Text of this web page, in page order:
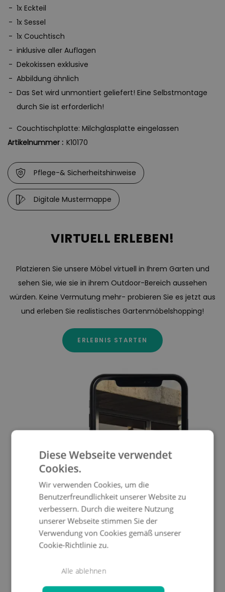
1x Eckteil
1x Sessel
1x Couchtisch
inklusive aller Auflagen
Dekokissen exklusive
Abbildung ähnlich
Das Set wird unmontiert geliefert! Eine Selbstmontage
durch Sie ist erforderlich!
Couchtischplatte: Milchglasplatte eingelassen
Artikelnummer : K10170
Pflege-& Sicherheitshinweise
Digitale Mustermappe
VIRTUELL ERLEBEN!
Platzieren Sie unsere Möbel virtuell in Ihrem Garten und
sehen Sie, wie sie in ihrem Outdoor-Bereich aussehen
würden. Keine Vermutung mehr- probieren Sie es jetzt aus
und erleben Sie realistisches Gartenmöbelshopping!
ERLEBNIS STARTEN
Diese Webseite verwendet
Cookies.
Wir verwenden Cookies, um die
Benutzerfreundlichkeit unserer Website zu
verbessern. Durch die weitere Nutzung
unserer Webseite stimmen Sie der
Verwendung von Cookies gemäß unserer
Cookie-Richtlinie zu.
Alle ablehnen